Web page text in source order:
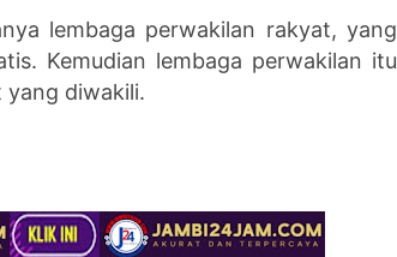
lembaga perwakilan rakyat, yang
Kemudian lembaga perwakilan itu
yang diwakili.